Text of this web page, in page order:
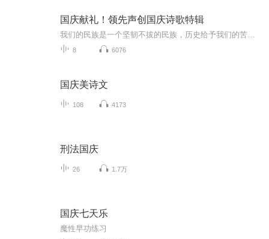
国庆献礼！领先声创国庆诗歌特辑
8 6076
国庆美诗文
108 4173
刑法国庆
26 1.7万
国庆七天乐
魔性早功练习